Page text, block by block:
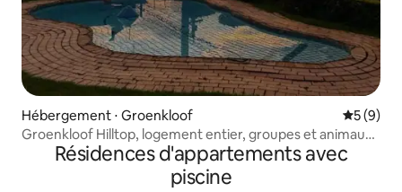
Hébergement ⋅ Groenkloof
5 (9)
Groenkloof Hilltop, logement entier, groupes et animaux
de compagnie
Résidences d'appartements avec
piscine